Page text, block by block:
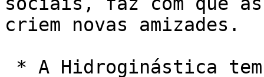
criem novas amizades.